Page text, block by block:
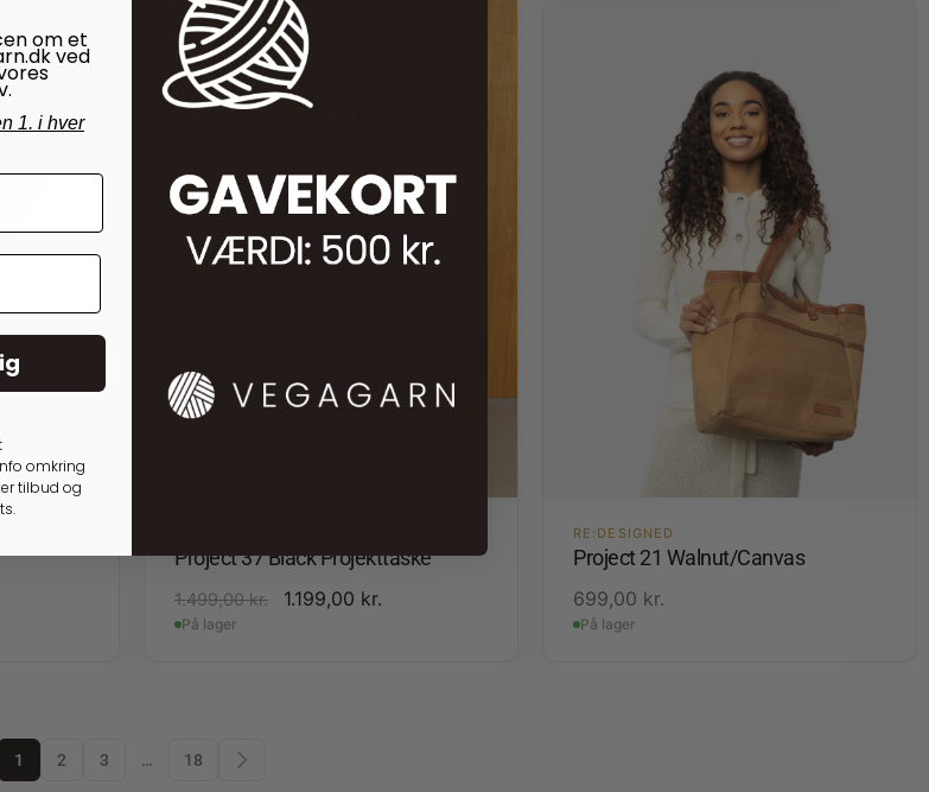
Project 37 Black Projekttaske
1.499,00kr. 1.199,00 kr.
På lager
RE:DESIGNED
Project 21 Walnut/Canvas
699,00 kr.
På lager
1 2 3 … 18
om et
ved
1. i hver
omkring
tilbud og